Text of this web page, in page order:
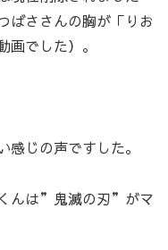
ばささんの胸が「りお
でした）。
じの声ですした。
んは”鬼滅の刃”がマ